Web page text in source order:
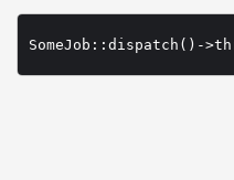
SomeJob::dispatch()-